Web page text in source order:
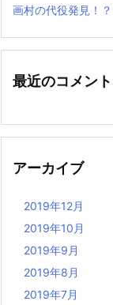
画村の代役発見！？
最近のコメント
アーカイブ
2019年12月
2019年10月
2019年9月
2019年8月
2019年7月